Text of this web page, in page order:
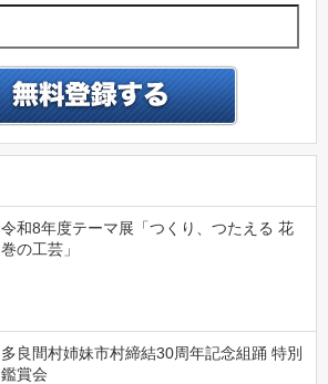
令和8年度テーマ展「つくり、つたえる 花
巻の工芸」
多良間村姉妹市村締結30周年記念組踊 特別
鑑賞会